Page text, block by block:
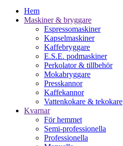
Hem
Maskiner & bryggare
Espressomaskiner
Kapselmaskiner
Kaffebryggare
E.S.E. podmaskiner
Perkolator & tillbehör
Mokabryggare
Presskannor
Kaffekannor
Vattenkokare & tekokare
Kvarnar
För hemmet
Semi-professionella
Professionella